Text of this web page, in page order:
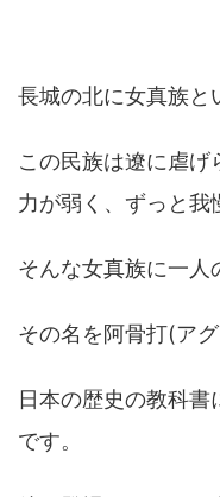
長城の北に女真族と
この民族は遼に虐げ
力が弱く、ずっと我
そんな女真族に一人
その名を阿骨打(ア
日本の歴史の教科書
です。